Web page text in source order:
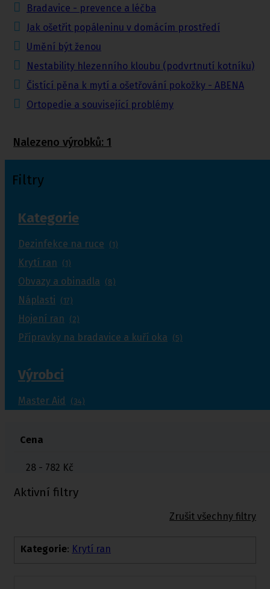
Bradavice - prevence a léčba
Jak ošetřit popáleninu v domácím prostředí
Umění být ženou
Nestability hlezenního kloubu (podvrtnutí kotníku)
Čistící pěna k mytí a ošetřování pokožky - ABENA
Ortopedie a související problémy
Nalezeno výrobků: 1
Filtry
Kategorie
Dezinfekce na ruce (1)
Krytí ran (1)
Obvazy a obinadla (8)
Náplasti (17)
Hojení ran (2)
Přípravky na bradavice a kuří oka (5)
Výrobci
Master Aid (34)
Cena
28 - 782 Kč
Aktivní filtry
Zrušit všechny filtry
Kategorie: Krytí ran